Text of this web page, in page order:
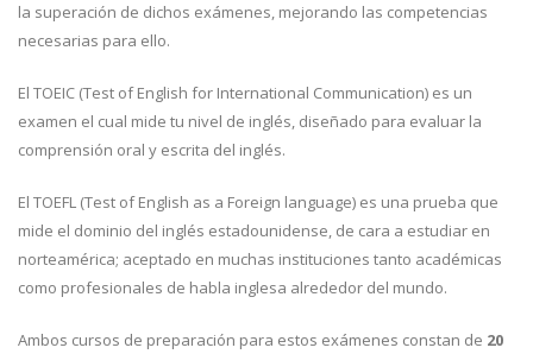
la superación de dichos exámenes, mejorando las competencias
necesarias para ello.
El TOEIC (Test of English for International Communication) es un
examen el cual mide tu nivel de inglés, diseñado para evaluar la
comprensión oral y escrita del inglés.
El TOEFL (Test of English as a Foreign language) es una prueba que
mide el dominio del inglés estadounidense, de cara a estudiar en
norteamérica; aceptado en muchas instituciones tanto académicas
como profesionales de habla inglesa alrededor del mundo.
Ambos cursos de preparación para estos exámenes constan de 20